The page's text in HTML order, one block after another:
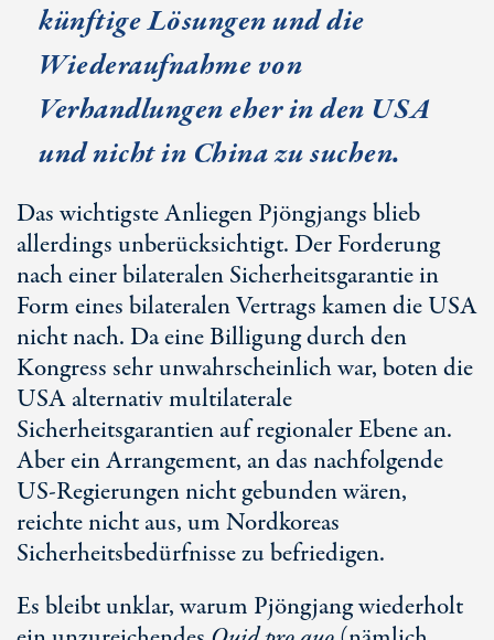
künftige Lösungen und die
Wiederaufnahme von
Verhandlungen eher in den USA
und nicht in China zu suchen.
Das wichtigste Anliegen Pjöngjangs blieb
allerdings unberücksichtigt. Der Forderung
nach einer bilateralen Sicherheitsgarantie in
Form eines bilateralen Vertrags kamen die USA
nicht nach. Da eine Billigung durch den
Kongress sehr unwahrscheinlich war, boten die
USA alternativ multilaterale
Sicherheitsgarantien auf regionaler Ebene an.
Aber ein Arrangement, an das nachfolgende
US-Regierungen nicht gebunden wären,
reichte nicht aus, um Nordkoreas
Sicherheitsbedürfnisse zu befriedigen.
Es bleibt unklar, warum Pjöngjang wiederholt